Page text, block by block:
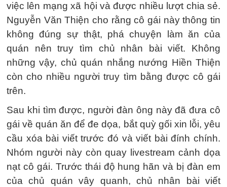
việc lên mạng xã hội và được nhiều lượt chia sẻ.
Nguyễn Văn Thiện cho rằng cô gái này thông tin
không đúng sự thật, phá chuyện làm ăn của
quán nên truy tìm chủ nhân bài viết. Không
những vậy, chủ quán nhắng nướng Hiền Thiện
còn cho nhiều người truy tìm bằng được cô gái
trên.
Sau khi tìm được, người đàn ông này đã đưa cô
gái về quán ăn để đe dọa, bắt quỳ gối xin lỗi, yêu
cầu xóa bài viết trước đó và viết bài đính chính.
Nhóm người này còn quay livestream cảnh dọa
nạt cô gái. Trước thái độ hung hãn và bị đàn em
của chủ quán vây quanh, chủ nhân bài viết